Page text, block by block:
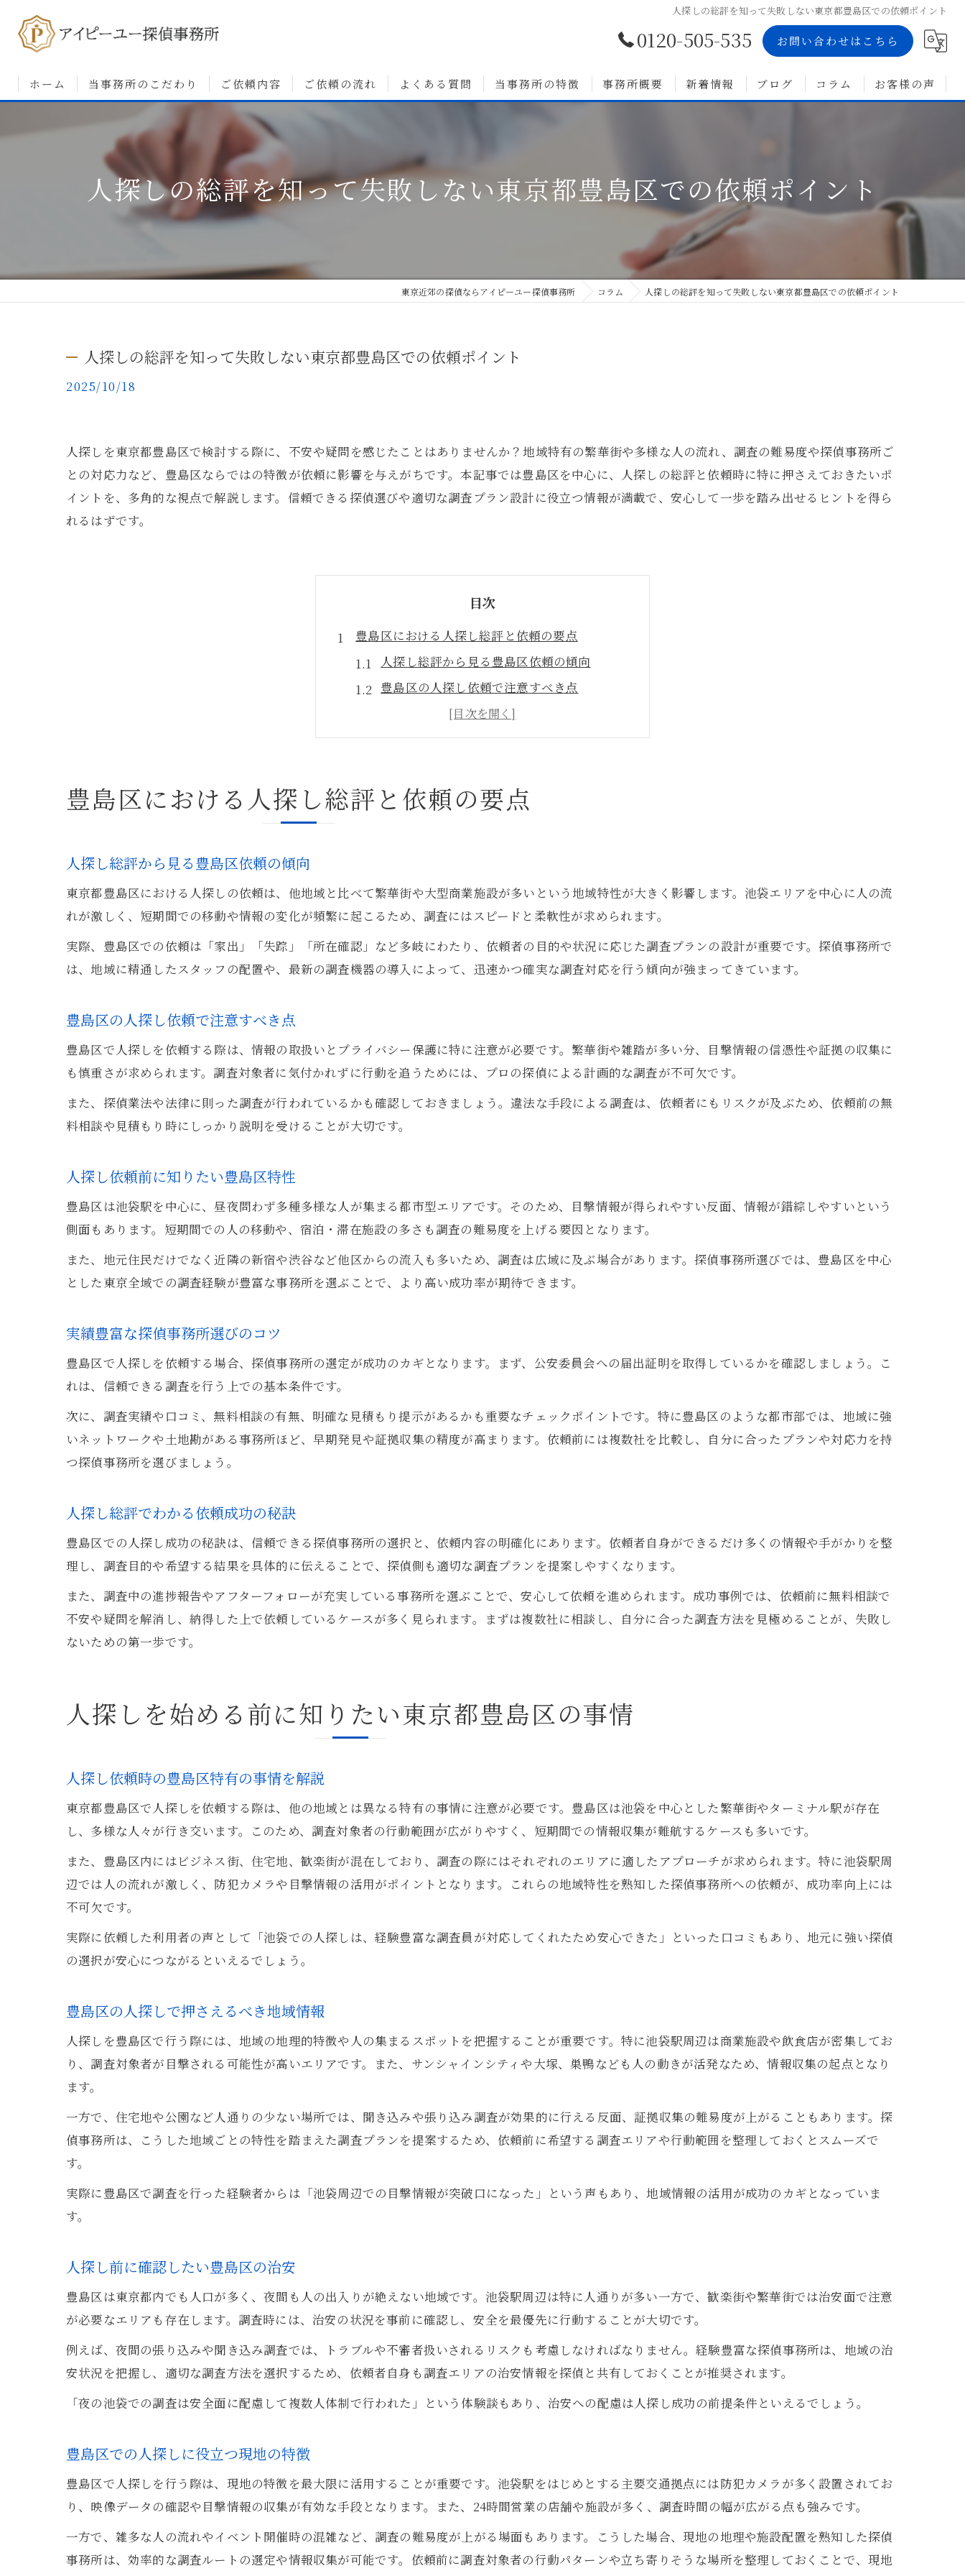
人探しの総評を知って失敗しない東京都豊島区での依頼ポイント
0120-505-535 お問い合わせはこちら
ホーム 当事務所のこだわり ご依頼内容
浮気調査について
婚前調査について
素行・行動調査について
ご依頼の流れ よくある質問 当事務所の特徴
人探し
事務所概要 新着情報 ブログ コラム お客様の声
人探しの総評を知って失敗しない東京都豊島区での依頼ポイント
東京近郊の探偵ならアイピーユー探偵事務所 コラム 人探しの総評を知って失敗しない東京都豊島区での依頼ポイント
人探しの総評を知って失敗しない東京都豊島区での依頼ポイント
2025/10/18
人探しを東京都豊島区で検討する際に、不安や疑問を感じたことはありませんか？地域特有の繁華街や多様な人の流れ、調査の難易度や探偵事務所ご
との対応力など、豊島区ならではの特徴が依頼に影響を与えがちです。本記事では豊島区を中心に、人探しの総評と依頼時に特に押さえておきたいポ
イントを、多角的な視点で解説します。信頼できる探偵選びや適切な調査プラン設計に役立つ情報が満載で、安心して一歩を踏み出せるヒントを得ら
れるはずです。
目次
豊島区における人探し総評と依頼の要点
人探し総評から見る豊島区依頼の傾向
豊島区の人探し依頼で注意すべき点
人探し依頼前に知りたい豊島区特性
実績豊富な探偵事務所選びのコツ
人探しを始める前に知りたい東京都豊島区の事情
人探し依頼時の豊島区特有の事情を解説
豊島区での人探しに役立つ現地の特徴
人探しの難易度に影響する豊島区要素
依頼成功のポイントを豊島区で解説
人探し依頼を成功に導く豊島区の工夫
調査成功のために知るべき豊島区事情
人探し依頼の成功体験から学ぶポイント
探偵選びで失敗しないための豊島区人探しの基礎
人探しで選ばれる探偵の特徴とは何か
依頼前に知るべき探偵選びの基本
豊島区で人探し探偵選びの失敗例と対策
人探し依頼なら豊島区で重視すべき安心要素
人探し依頼に求められる豊島区の安心感
人探し依頼時の安心ポイントを整理
総評から見えてくる豊島区人探しの現場実態
人探し総評が示す豊島区現場のリアル
人探し総評と豊島区の実務的な違い
豊島区における人探し総評と依頼の要点
人探し総評から見る豊島区依頼の傾向
東京都豊島区における人探しの依頼は、他地域と比べて繁華街や大型商業施設が多いという地域特性が大きく影響します。池袋エリアを中心に人の流
れが激しく、短期間での移動や情報の変化が頻繁に起こるため、調査にはスピードと柔軟性が求められます。
実際、豊島区での依頼は「家出」「失踪」「所在確認」など多岐にわたり、依頼者の目的や状況に応じた調査プランの設計が重要です。探偵事務所で
は、地域に精通したスタッフの配置や、最新の調査機器の導入によって、迅速かつ確実な調査対応を行う傾向が強まってきています。
豊島区の人探し依頼で注意すべき点
豊島区で人探しを依頼する際は、情報の取扱いとプライバシー保護に特に注意が必要です。繁華街や雑踏が多い分、目撃情報の信憑性や証拠の収集に
も慎重さが求められます。調査対象者に気付かれずに行動を追うためには、プロの探偵による計画的な調査が不可欠です。
また、探偵業法や法律に則った調査が行われているかも確認しておきましょう。違法な手段による調査は、依頼者にもリスクが及ぶため、依頼前の無
料相談や見積もり時にしっかり説明を受けることが大切です。
人探し依頼前に知りたい豊島区特性
豊島区は池袋駅を中心に、昼夜問わず多種多様な人が集まる都市型エリアです。そのため、目撃情報が得られやすい反面、情報が錯綜しやすいという
側面もあります。短期間での人の移動や、宿泊・滞在施設の多さも調査の難易度を上げる要因となります。
また、地元住民だけでなく近隣の新宿や渋谷など他区からの流入も多いため、調査は広域に及ぶ場合があります。探偵事務所選びでは、豊島区を中心
とした東京全域での調査経験が豊富な事務所を選ぶことで、より高い成功率が期待できます。
実績豊富な探偵事務所選びのコツ
豊島区で人探しを依頼する場合、探偵事務所の選定が成功のカギとなります。まず、公安委員会への届出証明を取得しているかを確認しましょう。こ
れは、信頼できる調査を行う上での基本条件です。
次に、調査実績や口コミ、無料相談の有無、明確な見積もり提示があるかも重要なチェックポイントです。特に豊島区のような都市部では、地域に強
いネットワークや土地勘がある事務所ほど、早期発見や証拠収集の精度が高まります。依頼前には複数社を比較し、自分に合ったプランや対応力を持
つ探偵事務所を選びましょう。
人探し総評でわかる依頼成功の秘訣
豊島区での人探し成功の秘訣は、信頼できる探偵事務所の選択と、依頼内容の明確化にあります。依頼者自身ができるだけ多くの情報や手がかりを整
理し、調査目的や希望する結果を具体的に伝えることで、探偵側も適切な調査プランを提案しやすくなります。
また、調査中の進捗報告やアフターフォローが充実している事務所を選ぶことで、安心して依頼を進められます。成功事例では、依頼前に無料相談で
不安や疑問を解消し、納得した上で依頼しているケースが多く見られます。まずは複数社に相談し、自分に合った調査方法を見極めることが、失敗し
ないための第一歩です。
人探しを始める前に知りたい東京都豊島区の事情
人探し依頼時の豊島区特有の事情を解説
東京都豊島区で人探しを依頼する際は、他の地域とは異なる特有の事情に注意が必要です。豊島区は池袋を中心とした繁華街やターミナル駅が存在
し、多様な人々が行き交います。このため、調査対象者の行動範囲が広がりやすく、短期間での情報収集が難航するケースも多いです。
また、豊島区内にはビジネス街、住宅地、歓楽街が混在しており、調査の際にはそれぞれのエリアに適したアプローチが求められます。特に池袋駅周
辺では人の流れが激しく、防犯カメラや目撃情報の活用がポイントとなります。これらの地域特性を熟知した探偵事務所への依頼が、成功率向上には
不可欠です。
実際に依頼した利用者の声として「池袋での人探しは、経験豊富な調査員が対応してくれたため安心できた」といった口コミもあり、地元に強い探偵
の選択が安心につながるといえるでしょう。
豊島区の人探しで押さえるべき地域情報
人探しを豊島区で行う際には、地域の地理的特徴や人の集まるスポットを把握することが重要です。特に池袋駅周辺は商業施設や飲食店が密集してお
り、調査対象者が目撃される可能性が高いエリアです。また、サンシャインシティや大塚、巣鴨なども人の動きが活発なため、情報収集の起点となり
ます。
一方で、住宅地や公園など人通りの少ない場所では、聞き込みや張り込み調査が効果的に行える反面、証拠収集の難易度が上がることもあります。探
偵事務所は、こうした地域ごとの特性を踏まえた調査プランを提案するため、依頼前に希望する調査エリアや行動範囲を整理しておくとスムーズで
す。
実際に豊島区で調査を行った経験者からは「池袋周辺での目撃情報が突破口になった」という声もあり、地域情報の活用が成功のカギとなっていま
す。
人探し前に確認したい豊島区の治安
豊島区は東京都内でも人口が多く、夜間も人の出入りが絶えない地域です。池袋駅周辺は特に人通りが多い一方で、歓楽街や繁華街では治安面で注意
が必要なエリアも存在します。調査時には、治安の状況を事前に確認し、安全を最優先に行動することが大切です。
例えば、夜間の張り込みや聞き込み調査では、トラブルや不審者扱いされるリスクも考慮しなければなりません。経験豊富な探偵事務所は、地域の治
安状況を把握し、適切な調査方法を選択するため、依頼者自身も調査エリアの治安情報を探偵と共有しておくことが推奨されます。
「夜の池袋での調査は安全面に配慮して複数人体制で行われた」という体験談もあり、治安への配慮は人探し成功の前提条件といえるでしょう。
豊島区での人探しに役立つ現地の特徴
豊島区で人探しを行う際は、現地の特徴を最大限に活用することが重要です。池袋駅をはじめとする主要交通拠点には防犯カメラが多く設置されてお
り、映像データの確認や目撃情報の収集が有効な手段となります。また、24時間営業の店舗や施設が多く、調査時間の幅が広がる点も強みです。
一方で、雑多な人の流れやイベント開催時の混雑など、調査の難易度が上がる場面もあります。こうした場合、現地の地理や施設配置を熟知した探偵
事務所は、効率的な調査ルートの選定や情報収集が可能です。依頼前に調査対象者の行動パターンや立ち寄りそうな場所を整理しておくことで、現地